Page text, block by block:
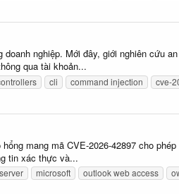
nghiệp. Mới đây, giới nghiên cứu
qua tài khoản...
cli command injection cve-
mang mã CVE-2026-42897 cho
tin xác thực và...
microsoft outlook web access